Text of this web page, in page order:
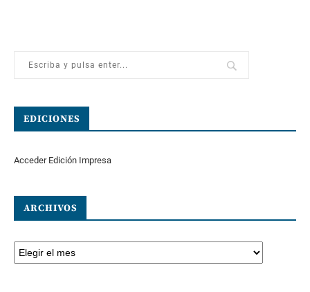
EDICIONES
Acceder Edición Impresa
ARCHIVOS